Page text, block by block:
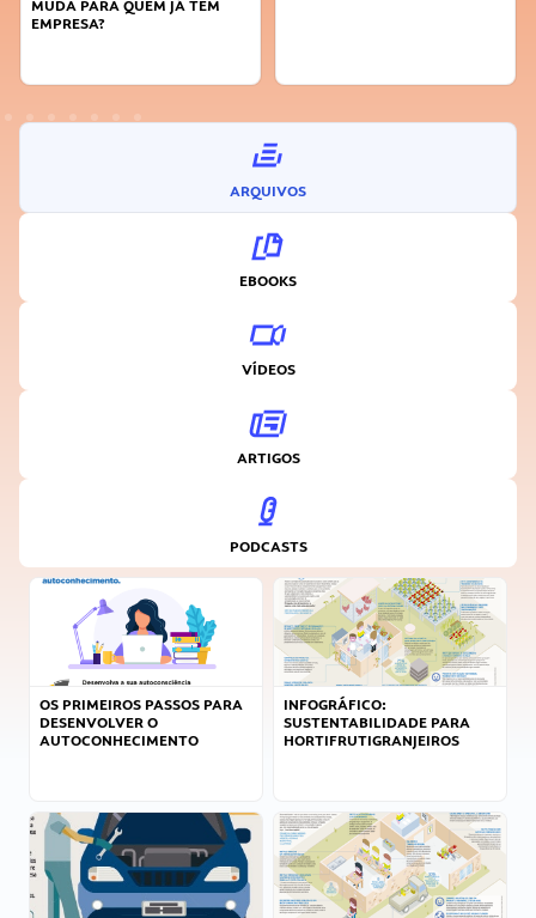
ARQUIVOS
EBOOKS
VÍDEOS
ARTIGOS
PODCASTS
OS PRIMEIROS PASSOS PARA
DESENVOLVER O
AUTOCONHECIMENTO
INFOGRÁFICO:
SUSTENTABILIDADE PARA
HORTIFRUTIGRANJEIROS